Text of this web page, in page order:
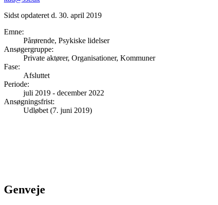
Sidst opdateret d. 30. april 2019
Emne:
Pårørende, Psykiske lidelser
Ansøgergruppe:
Private aktører, Organisationer, Kommuner
Fase:
Afsluttet
Periode:
juli 2019 - december 2022
Ansøgningsfrist:
Udløbet (7. juni 2019)
Genveje